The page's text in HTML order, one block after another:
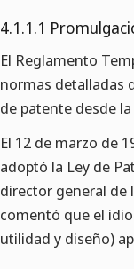
4.1.1.1
El Reglamento
normas detalladas
de patente desde
El 12 de marzo de
adoptó la Ley de
director general de
comentó que el
utilidad y diseño)